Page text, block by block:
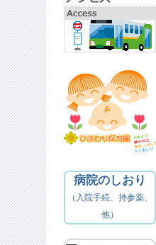
病院のしおり
（入院手続、持参薬、
他）